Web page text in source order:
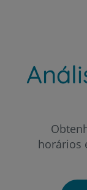
horários